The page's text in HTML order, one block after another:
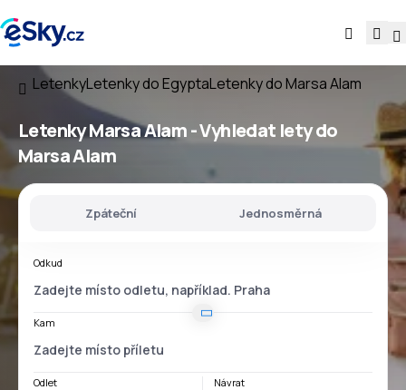
LetenkyLetenky do EgyptaLetenky do Marsa Alam
Letenky Marsa Alam - Vyhledat lety do
Marsa Alam
Zpáteční Jednosměrná
Odkud
Kam
Odlet Návrat